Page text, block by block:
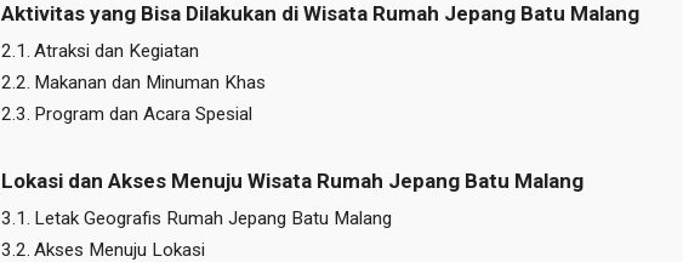
Aktivitas yang Bisa Dilakukan di Wisata Rumah Jepang Batu Malang
Atraksi dan Kegiatan
Makanan dan Minuman Khas
Program dan Acara Spesial
Lokasi dan Akses Menuju Wisata Rumah Jepang Batu Malang
Letak Geografis Rumah Jepang Batu Malang
Akses Menuju Lokasi